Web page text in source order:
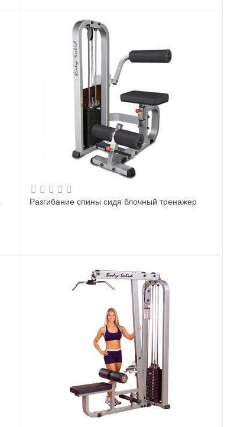
Разгибание спины сидя блочный тренажер